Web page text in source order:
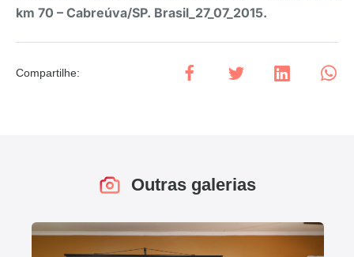
km 70 – Cabreúva/SP. Brasil_27_07_2015.
Compartilhe:
Outras galerias